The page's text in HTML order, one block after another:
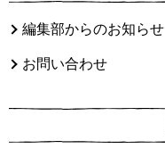
編集部からのお知らせ
お問い合わせ